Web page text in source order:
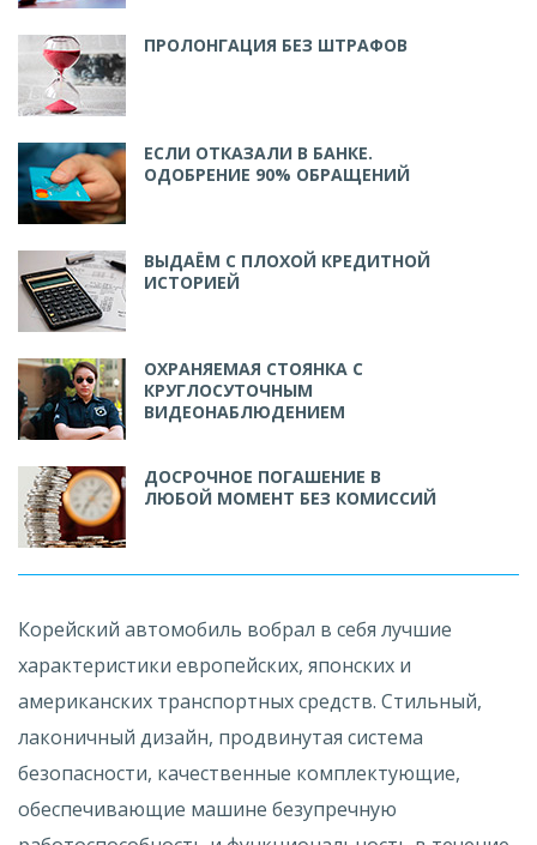
ПРОЛОНГАЦИЯ БЕЗ ШТРАФОВ
ЕСЛИ ОТКАЗАЛИ В БАНКЕ.
ОДОБРЕНИЕ 90% ОБРАЩЕНИЙ
ВЫДАЁМ С ПЛОХОЙ КРЕДИТНОЙ
ИСТОРИЕЙ
ОХРАНЯЕМАЯ СТОЯНКА С
КРУГЛОСУТОЧНЫМ
ВИДЕОНАБЛЮДЕНИЕМ
ДОСРОЧНОЕ ПОГАШЕНИЕ В
ЛЮБОЙ МОМЕНТ БЕЗ КОМИССИЙ
Корейский автомобиль вобрал в себя лучшие
характеристики европейских, японских и
американских транспортных средств. Стильный,
лаконичный дизайн, продвинутая система
безопасности, качественные комплектующие,
обеспечивающие машине безупречную